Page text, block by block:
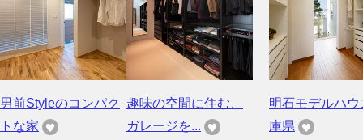
男前Styleのコンパク
トな家
趣味の空間に住む、
ガレージを...
明石モデルハウ
庫県